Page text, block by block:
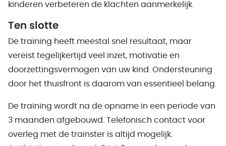
kinderen verbeteren de klachten aanmerkelijk.
Ten slotte
De training heeft meestal snel resultaat, maar
vereist tegelijkertijd veel inzet, motivatie en
doorzettingsvermogen van uw kind. Ondersteuning
door het thuisfront is daarom van essentieel belang.
De training wordt na de opname in een periode van
3 maanden afgebouwd. Telefonisch contact voor
overleg met de trainster is altijd mogelijk.